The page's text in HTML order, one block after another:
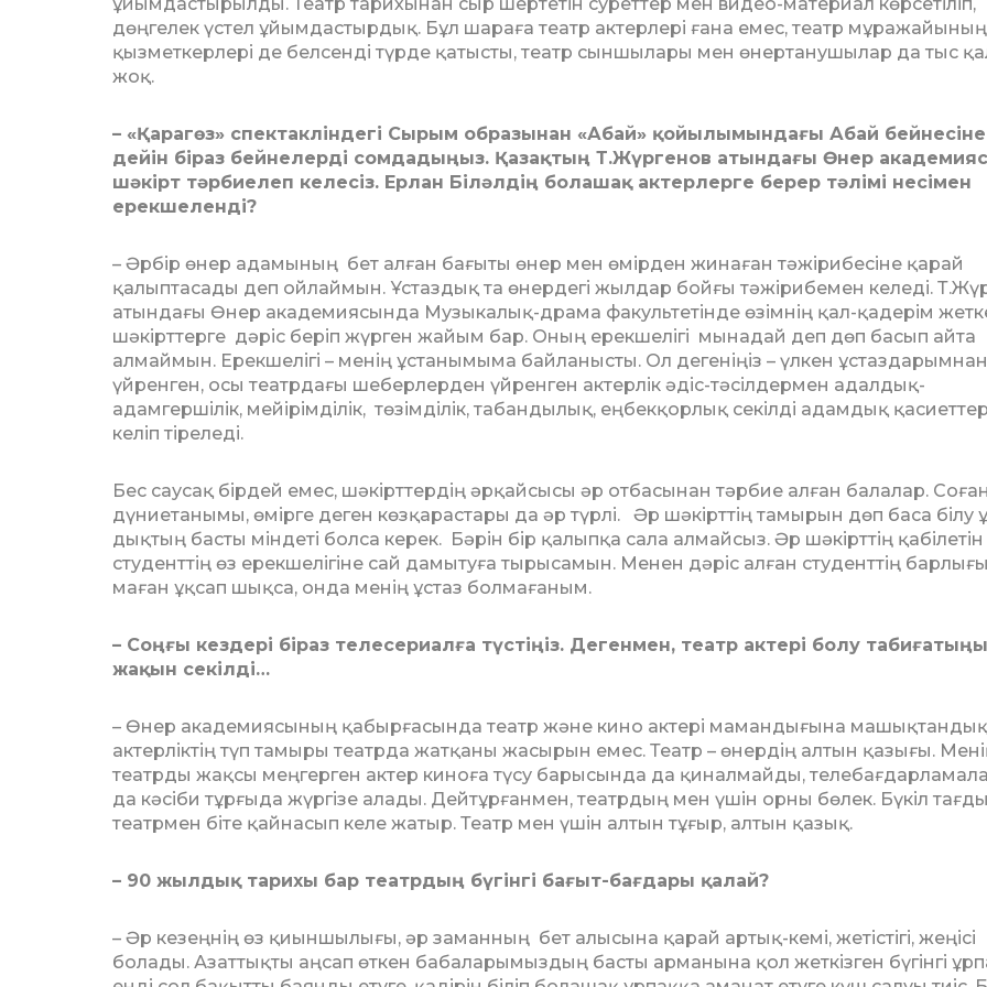
дөңгелек үстел ұйымдастырдық. Бұл шараға театр актерлері ғана емес, театр мұражайының
қызметкерлері де белсенді түрде қатыс­ты, театр сыншылары мен өнертанушы­лар да тыс
жоқ.
– «Қарагөз» спек­такліндегі Сырым об­ра­зынан «Абай» қойылымындағы Абай бейнесіне
дейін біраз бейнелерді сомда­дыңыз. Қазақтың Т.Жүргенов атындағы Өнер
шәкірт тәрбиелеп ке­лесіз. Ерлан Біләлдің болашақ актерлер­ге берер тәлімі несімен
ерекшеленді?
– Әрбір өнер адамының бет алған бағыты өнер мен өмірден жинаған тә­жір­­ибесіне қарай
қалыптасады деп ойлаймын. Ұстаздық та өнердегі жылдар бойғы тәжірибемен келеді.
ат­ын­дағы Өнер академиясында Музыка­лық-драма факультетінде өзімнің қал-қадерім
шәкірттерге дәріс бе­ріп жүрген жайым бар. Оның ерекше­лігі мынадай деп дөп басып айта
алмаймын. Ерекшелігі – менің ұстанымыма байланысты. Ол дегеніңіз – үлкен ұстаз­да­рым­нан
үйренген, осы театрдағы ше­бер­лерден үйренген актерлік әдіс-тәсіл­дер­мен адалдық-
адамгершілік, мейі­­­рім­­ділік, төзімділік, табандылық, еңбекқорлық секілді адамдық
келіп тіреледі.
Бес саусақ бірдей емес, шәкірттердің әрқайсысы әр отбасынан тәрбие алған ба­лалар.
дүниетанымы, өмір­ге деген көзқарастары да әр түрлі. Әр шәкірттің тамырын дөп баса білу
дық­тың басты міндеті болса керек. Бәрін бір қалыпқа сала алмайсыз. Әр шә­кірттің қабілетін
студенттің өз ерек­ше­лігіне сай дамытуға тырысамын. Ме­нен дәріс алған студенттің барлығы
маған ұқсап шықса, онда менің ұстаз болмағаным.
– Соңғы кездері біраз телесериалға түс­тіңіз. Дегенмен, театр актері болу
жақын секілді…
– Өнер академиясының қабырға­сын­да театр және кино актері маманды­ғына
актерліктің түп тамыры театрда жатқаны жасырын емес. Театр – өнердің алтын қазығы.
театрды жақсы меңгерген ак­тер киноға түсу барысында да қинал­май­ды,
да кәсіби тұрғыда жүргізе алады. Дейтұрғанмен, театрдың мен үшін орны бөлек. Бүкіл
театрмен біте қайнасып келе жа­тыр. Театр мен үшін алтын тұғыр, ал­тын қазық.
– 90 жылдық тарихы бар театрдың бүгінгі бағыт-бағдары қалай?
– Әр кезеңнің өз қиыншылығы, әр заманның бет алысына қарай артық-кемі, жетістігі, жеңісі
болады. Азаттықты аңсап өткен бабаларымыздың басты арманына қол жеткізген бүгінгі